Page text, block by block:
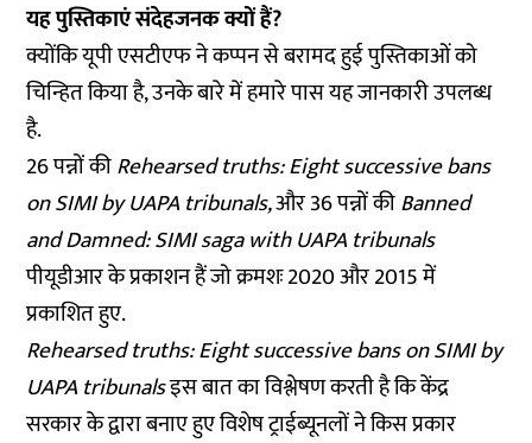
यह पुस्तिकाएं संदेहजनक क्यों हैं?
क्योंकि यूपी एसटीएफ ने कप्पन से बरामद हुई पुस्तिकाओं को
चिन्हित किया है, उनके बारे में हमारे पास यह जानकारी उपलब्ध
है.
26 पन्नों कीRehearsed truths: Eight successive bans
on SIMI by UAPA tribunals,और36 पन्नों कीBanned
and Damned: SIMI saga with UAPA tribunals
पीयूडीआर के प्रकाशन हैं जो क्रमशः 2020 और 2015 में
प्रकाशित हुए.
Rehearsed truths: Eight successive bans on SIMI by
UAPA tribunalsइस बात का विश्लेषण करती है कि केंद्र
सरकार के द्वारा बनाए हुए विशेष ट्राईब्यूनलों ने किस प्रकार